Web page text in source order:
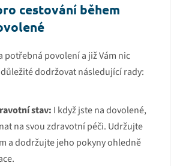
cestování během
potřebná povolení a již Vám nic
dodržovat následující rady:
stav: I když jste na dovolené,
na svou zdravotní péči. Udržujte
a dodržujte jeho pokyny ohledně